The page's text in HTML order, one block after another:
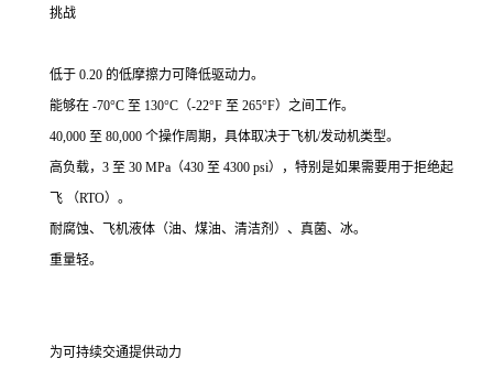
挑战
低于 0.20 的低摩擦力可降低驱动力。
能够在 -70°C 至 130°C（-22°F 至 265°F）之间工作。
40,000 至 80,000 个操作周期，具体取决于飞机/发动机类型。
高负载，3 至 30 MPa（430 至 4300 psi），特别是如果需要用于拒绝起
飞 （RTO）。
耐腐蚀、飞机液体（油、煤油、清洁剂）、真菌、冰。
重量轻。
为可持续交通提供动力